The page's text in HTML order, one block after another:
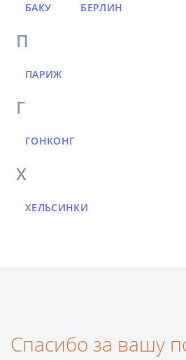
БАКУ БЕРЛИН
П
ПАРИЖ
Г
ГОНКОНГ
Х
ХЕЛЬСИНКИ
Спасибо за вашу